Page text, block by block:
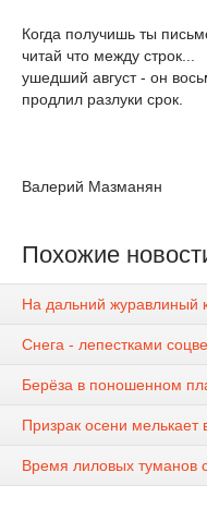
Когда получишь ты
читай что между строк...
ушедший август - он
продлил разлуки срок.
Валерий Мазманян
Похожие
На дальний журавлиный
Снега - лепестками
Берёза в поношенном
Призрак осени мелькает
Время лиловых туманов